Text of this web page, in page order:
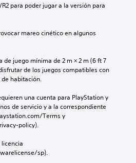
para poder jugar a la versión para
mareo cinético en algunos
de juego mínima de 2 m × 2 m (6 ft 7
de los juegos compatibles con
de habitación.
una cuenta para PlayStation y
de servicio y a la correspondiente
Terms y
policy).
sp).